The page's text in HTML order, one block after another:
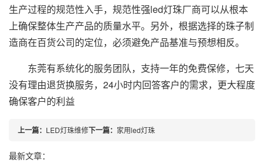
生产过程的规范性入手，规范性强led灯珠厂商可以从根本
上确保整体生产产品的质量水平。另外，根据选择的珠子制
造商在百货公司的定位，必须避免产品基准与预想相反。
东莞有系统化的服务团队，支持一年的免费保修，七天
没有理由退货换服务，24小时内回答客户的需求，更大程度
确保客户的利益
上一篇： LED灯珠维修下一篇： 家用led灯珠
最新文章：